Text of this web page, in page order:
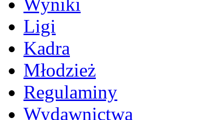
Wyniki
Ligi
Kadra
Młodzież
Regulaminy
Wydawnictwa